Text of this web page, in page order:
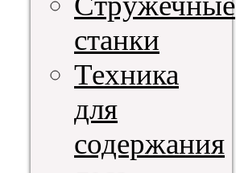
станки
Техника
для
содержания